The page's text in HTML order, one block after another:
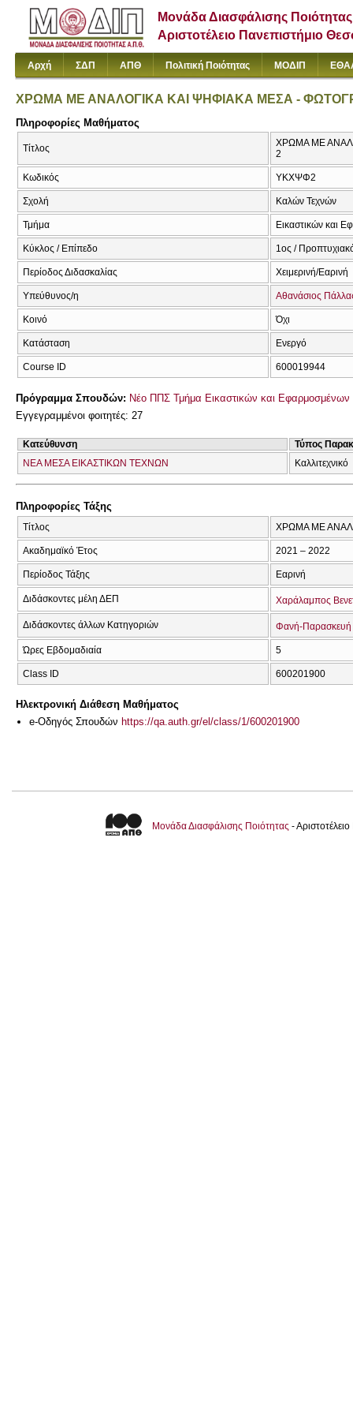
Μονάδα Διασφάλισης Ποιότητας
Αριστοτέλειο Πανεπιστήμιο
Αρχή ΣΔΠ ΑΠΘ Πολιτική Ποιότητας ΜΟΔΙΠ
ΧΡΩΜΑ ΜΕ ΑΝΑΛΟΓΙΚΑ ΚΑΙ ΨΗΦΙΑΚΑ ΜΕΣΑ -
Πληροφορίες Μαθήματος
Τίτλος
ΧΡΩΜΑ ΜΕ
2
Κωδικός ΥΚΧΨΦ2
Σχολή Καλών Τεχνών
Τμήμα Εικαστικών και
Κύκλος / Επίπεδο 1ος /
Περίοδος Διδασκαλίας Χειμερινή/Εαρινή
Υπεύθυνος/η Αθανάσιος
Κοινό Όχι
Κατάσταση Ενεργό
Course ID 600019944
Πρόγραμμα Σπουδών: Νέο ΠΠΣ Τμήμα Εικαστικών και
Εγγεγραμμένοι φοιτητές: 27
Κατεύθυνση
Τύπος
ΝΕΑ ΜΕΣΑ ΕΙΚΑΣΤΙΚΩΝ ΤΕΧΝΩΝ
Καλλιτεχνικό
Πληροφορίες Τάξης
Τίτλος ΧΡΩΜΑ ΜΕ
Ακαδημαϊκό Έτος 2021 – 2022
Περίοδος Τάξης Εαρινή
Διδάσκοντες μέλη ΔΕΠ Χαράλαμπος
Διδάσκοντες άλλων Κατηγοριών Φανή-
Ώρες Εβδομαδιαία 5
Class ID 600201900
Ηλεκτρονική Διάθεση Μαθήματος
e-Οδηγός Σπουδών https://qa.auth.gr/el/class/1/600201900
Μονάδα Διασφάλισης Ποιότητας -